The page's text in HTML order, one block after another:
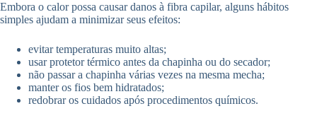
Embora o calor possa causar danos à fibra capilar, alguns hábitos
simples ajudam a minimizar seus efeitos:
evitar temperaturas muito altas;
usar protetor térmico antes da chapinha ou do secador;
não passar a chapinha várias vezes na mesma mecha;
manter os fios bem hidratados;
redobrar os cuidados após procedimentos químicos.